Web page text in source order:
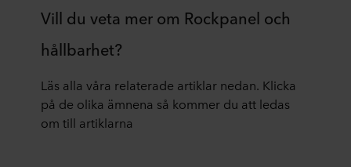
Vill du veta mer om Rockpanel och
hållbarhet?
Läs alla våra relaterade artiklar nedan. Klicka
på de olika ämnena så kommer du att ledas
om till artiklarna